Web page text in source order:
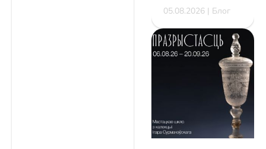
05.08.2026 | Блог